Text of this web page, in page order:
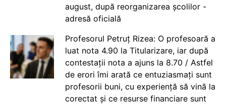
august, după reorganizarea școlilor -
adresă oficială
Profesorul Petruț Rizea: O profesoară a
luat nota 4.90 la Titularizare, iar după
contestații nota a ajuns la 8.70 / Astfel
de erori îmi arată ce entuziasmați sunt
profesorii buni, cu experiență să vină la
corectat și ce resurse financiare sunt